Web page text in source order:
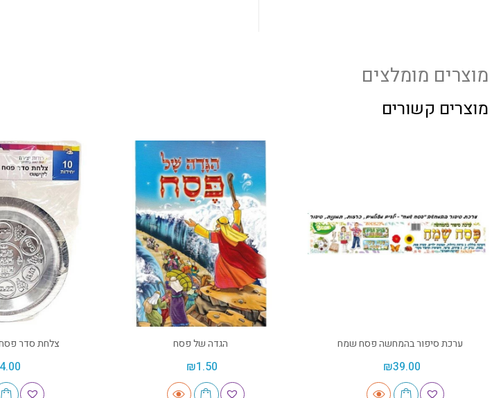
מוצרים מומלצים
מוצרים קשורים
ערכת סיפור בהמחשה פסח שמח
₪39.00
הגדה של פסח
₪1.50
צלחת סדר פסח